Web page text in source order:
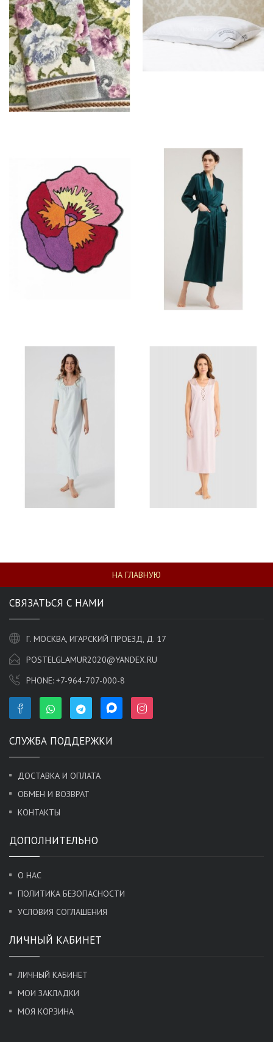
НА ГЛАВНУЮ
СВЯЗАТЬСЯ С НАМИ
Г. МОСКВА, ИГАРСКИЙ ПРОЕЗД, Д. 17
POSTELGLAMUR2020@YANDEX.RU
PHONE: +7-964-707-000-8
СЛУЖБА ПОДДЕРЖКИ
ДОСТАВКА И ОПЛАТА
ОБМЕН И ВОЗВРАТ
КОНТАКТЫ
ДОПОЛНИТЕЛЬНО
О НАС
ПОЛИТИКА БЕЗОПАСНОСТИ
УСЛОВИЯ СОГЛАШЕНИЯ
ЛИЧНЫЙ КАБИНЕТ
ЛИЧНЫЙ КАБИНЕТ
МОИ ЗАКЛАДКИ
МОЯ КОРЗИНА